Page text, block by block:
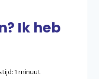
Ik heb
1minuut